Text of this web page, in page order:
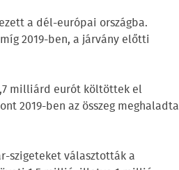
a dél-európai országba.
2019-ben, a járvány előtti
milliárd eurót költöttek el
2019-ben az összeg meghaladta
szigeteket választották a